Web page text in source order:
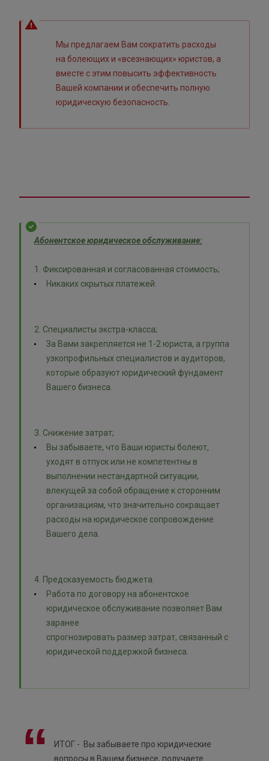
Мы предлагаем Вам сократить расходы
на болеющих и «всезнающих» юристов, а
вместе с этим повысить эффективность
Вашей компании и обеспечить полную
юридическую безопасность.
Абонентское юридическое обслуживание:
1. Фиксированная и согласованная стоимость;
Никаких скрытых платежей.
2. Специалисты экстра-класса;
За Вами закрепляется не 1-2 юриста, а группа
узкопрофильных специалистов и аудиторов,
которые образуют юридический фундамент
Вашего бизнеса.
3. Снижение затрат;
Вы забываете, что Ваши юристы болеют,
уходят в отпуск или не компетентны в
выполнении нестандартной ситуации,
влекущей за собой обращение к сторонним
организациям, что значительно сокращает
расходы на юридическое сопровождение
Вашего дела.
4. Предсказуемость бюджета.
Работа по договору на абонентское
юридическое обслуживание позволяет Вам
заранее
спрогнозировать размер затрат, связанный с
юридической поддержкой бизнеса.
ИТОГ - Вы забываете про юридические
вопросы в Вашем бизнесе, получаете